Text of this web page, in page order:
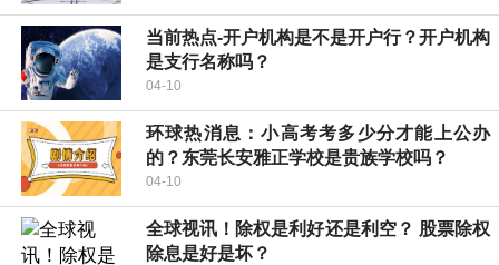
当前热点-开户机构是不是开户行？开户机构
是支行名称吗？
04-10
环球热消息：小高考考多少分才能上公办
的？东莞长安雅正学校是贵族学校吗？
04-10
全球视讯！除权是利好还是利空？ 股票除权
除息是好是坏？